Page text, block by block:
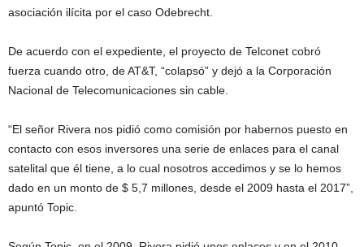
asociación ilícita por el caso Odebrecht.
De acuerdo con el expediente, el proyecto de Telconet cobró
fuerza cuando otro, de AT&T, “colapsó” y dejó a la Corporación
Nacional de Telecomunicaciones sin cable.
“El señor Rivera nos pidió como comisión por habernos puesto en
contacto con esos inversores una serie de enlaces para el canal
satelital que él tiene, a lo cual nosotros accedimos y se lo hemos
dado en un monto de $ 5,7 millones, desde el 2009 hasta el 2017”,
apuntó Topic.